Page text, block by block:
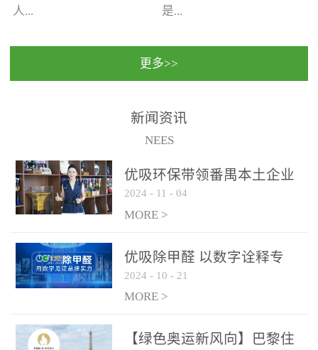
全国600家网点分支机构。
人...
民法院室内除甲醛空气治
保施工日期：2020年1月珠
是...
国家通过设在对外开放口
（及各出入境边防检查
更多>>
新闻资讯
NEES
优吸环保带领番禺本​土企业
勇敢破局向“新”
2024 - 11 - 04
MORE >
优吸除甲醛 以数字诠释专
业，尽显除醛品牌实力！
2024 - 10 - 21
MORE >
【绿色奥运新风向】巴黎住